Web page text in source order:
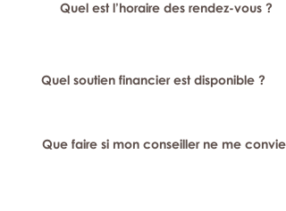
Quel est l’horaire des rendez-vous ?
Quel soutien financier est disponible ?
Que faire si mon conseiller ne me